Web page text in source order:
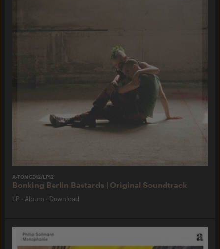
A-TON CD12/LP12
Bonking Berlin Bastards | Original Soundtrack
LP · Album · Download